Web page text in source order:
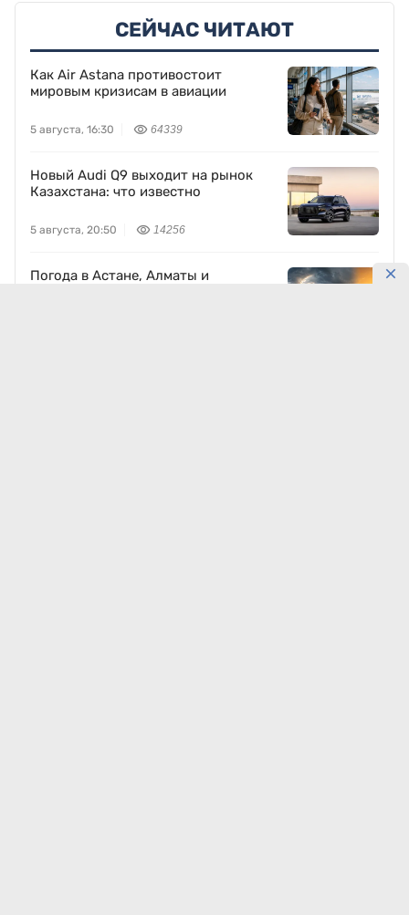
СЕЙЧАС ЧИТАЮТ
Как Air Astana противостоит
мировым кризисам в авиации
5 августа, 16:30 64339
Новый Audi Q9 выходит на рынок
Казахстана: что известно
5 августа, 20:50 14256
Погода в Астане, Алматы и